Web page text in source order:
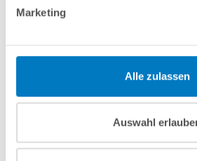
Marketing
Alle zulassen
Auswahl
Fragen? Wir helfen Ihnen
info(at)poolsana.de